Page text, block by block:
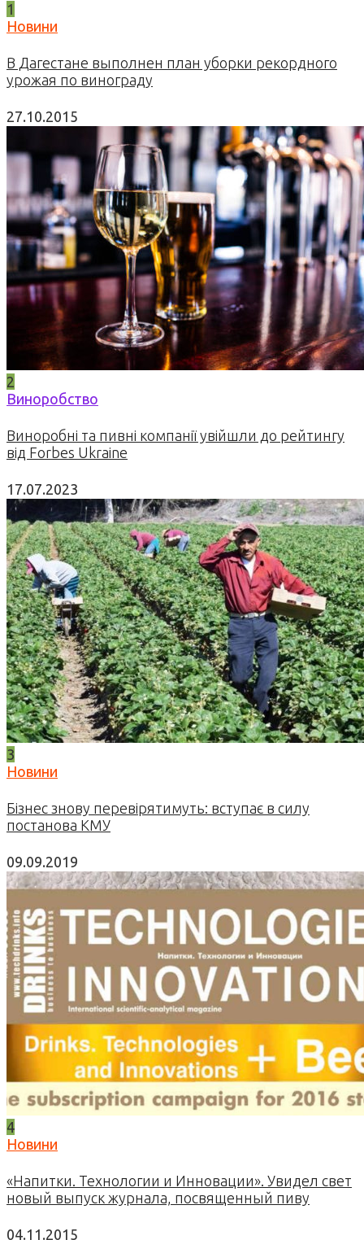
1
Новини
В Дагестане выполнен план уборки рекордного
урожая по винограду
27.10.2015
2
Виноробство
Виноробні та пивні компанії увійшли до рейтингу
від Forbes Ukraine
17.07.2023
3
Новини
Бізнес знову перевірятимуть: вступає в силу
постанова КМУ
09.09.2019
4
Новини
«Напитки. Технологии и Инновации». Увидел свет
новый выпуск журнала, посвященный пиву
04.11.2015